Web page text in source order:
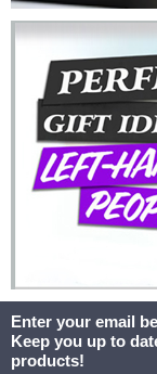
Enter your email
Keep you up to
products!